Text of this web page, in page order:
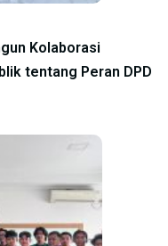
Kolaborasi
tentang Peran DPD